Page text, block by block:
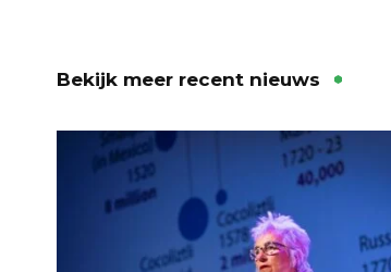
Bekijk meer recent nieuws